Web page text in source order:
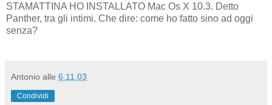
STAMATTINA HO INSTALLATO Mac Os X 10.3. Detto
Panther, tra gli intimi. Che dire: come ho fatto sino ad oggi
senza?
Antonio alle 6.11.03
Condividi